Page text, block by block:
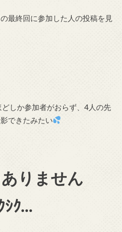
最終回に参加した人の投稿を見
しか参加者がおらず、4人の先
できたみたい
りません
ｼｸ…